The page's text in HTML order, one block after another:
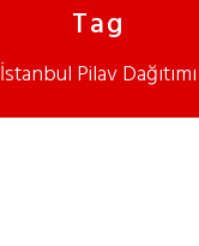
Tag
İstanbul Pilav Dağıtımı